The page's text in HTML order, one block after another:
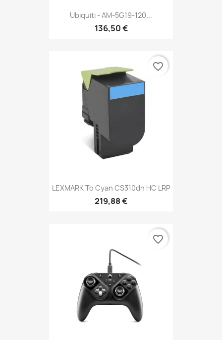
Ubiquiti - AM-5G19-120...
136,50 €
LEXMARK To Cyan CS310dn HC LRP
219,88 €
favorite_border
favorite_border